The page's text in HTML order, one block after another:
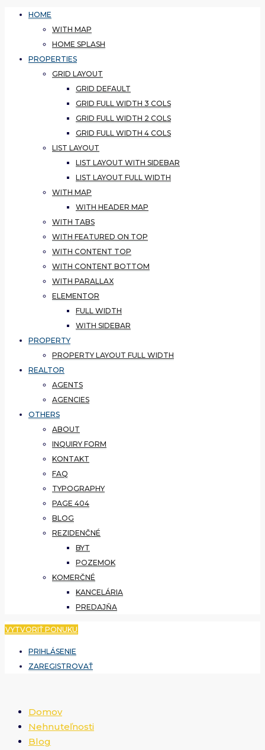
HOME
WITH MAP
HOME SPLASH
PROPERTIES
GRID LAYOUT
GRID DEFAULT
GRID FULL WIDTH 3 COLS
GRID FULL WIDTH 2 COLS
GRID FULL WIDTH 4 COLS
LIST LAYOUT
LIST LAYOUT WITH SIDEBAR
LIST LAYOUT FULL WIDTH
WITH MAP
WITH HEADER MAP
WITH TABS
WITH FEATURED ON TOP
WITH CONTENT TOP
WITH CONTENT BOTTOM
WITH PARALLAX
ELEMENTOR
FULL WIDTH
WITH SIDEBAR
PROPERTY
PROPERTY LAYOUT FULL WIDTH
REALTOR
AGENTS
AGENCIES
OTHERS
ABOUT
INQUIRY FORM
KONTAKT
FAQ
TYPOGRAPHY
PAGE 404
BLOG
REZIDENČNÉ
BYT
POZEMOK
KOMERČNÉ
KANCELÁRIA
PREDAJŇA
VYTVORIŤ PONUKU
PRIHLÁSENIE
ZAREGISTROVAŤ
Domov
Nehnuteľnosti
Blog